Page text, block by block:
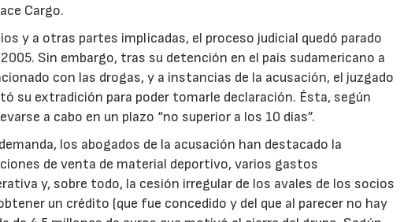
Cargo.
y a otras partes implicadas, el proceso judicial quedó parado
Sin embargo, tras su detención en el país sudamericano a
con las drogas, y a instancias de la acusación, el juzgado
su extradición para poder tomarle declaración. Ésta, según
a cabo en un plazo “no superior a los 10 días”.
los abogados de la acusación han destacado la
de venta de material deportivo, varios gastos
y, sobre todo, la cesión irregular de los avales de los socios
un crédito (que fue concedido y del que al parecer no hay